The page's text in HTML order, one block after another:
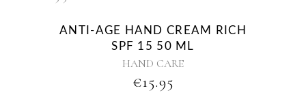
ANTI-AGE HAND CREAM RICH
SPF 15 50 ML
HAND CARE
€15.95